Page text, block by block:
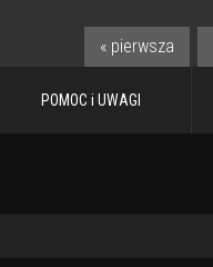
« pierwsza
POMOC i UWAGI